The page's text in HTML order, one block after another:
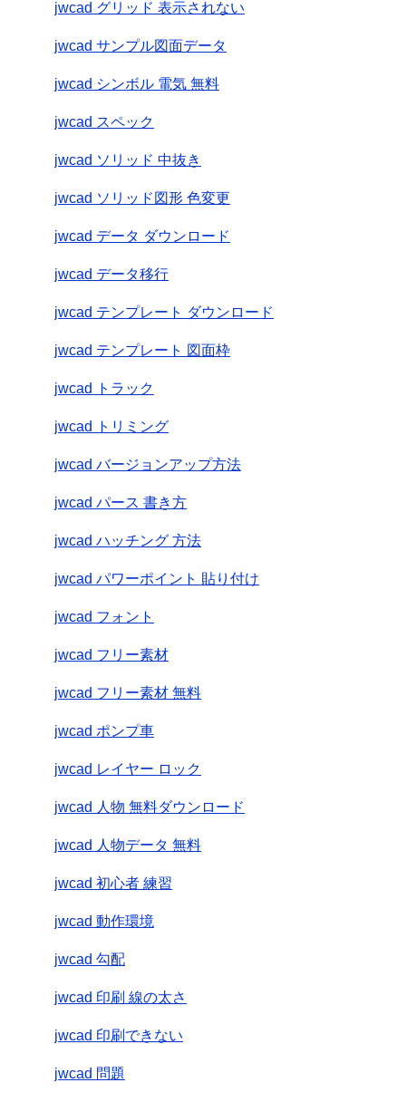
jwcad グリッド 表示されない
jwcad サンプル図面データ
jwcad シンボル 電気 無料
jwcad スペック
jwcad ソリッド 中抜き
jwcad ソリッド図形 色変更
jwcad データ ダウンロード
jwcad データ移行
jwcad テンプレート ダウンロード
jwcad テンプレート 図面枠
jwcad トラック
jwcad トリミング
jwcad バージョンアップ方法
jwcad パース 書き方
jwcad ハッチング 方法
jwcad パワーポイント 貼り付け
jwcad フォント
jwcad フリー素材
jwcad フリー素材 無料
jwcad ポンプ車
jwcad レイヤー ロック
jwcad 人物 無料ダウンロード
jwcad 人物データ 無料
jwcad 初心者 練習
jwcad 動作環境
jwcad 勾配
jwcad 印刷 線の太さ
jwcad 印刷できない
jwcad 問題